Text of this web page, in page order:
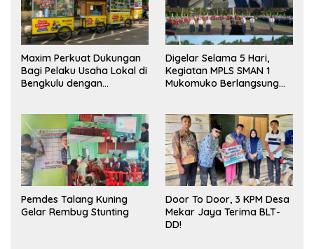
Maxim Perkuat Dukungan
Bagi Pelaku Usaha Lokal di
Bengkulu dengan
Pasar
Digelar Selama 5 Hari,
Kegiatan MPLS SMAN 1
Mukomuko Berlangsung
Pemdes Talang Kuning
Gelar Rembug Stunting
Door To Door, 3 KPM Desa
Mekar Jaya Terima BLT-
DD!